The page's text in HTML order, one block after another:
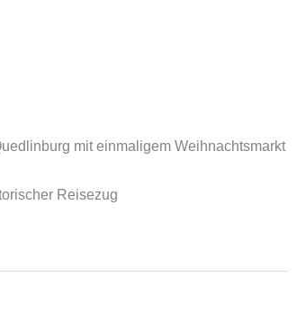
mit einmaligem Weihnachtsmarkt
Reisezug